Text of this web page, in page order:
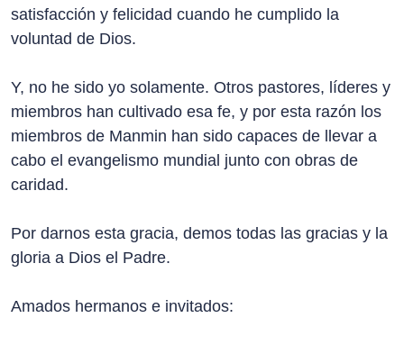
satisfacción y felicidad cuando he cumplido la
voluntad de Dios.
Y, no he sido yo solamente. Otros pastores, líderes y
miembros han cultivado esa fe, y por esta razón los
miembros de Manmin han sido capaces de llevar a
cabo el evangelismo mundial junto con obras de
caridad.
Por darnos esta gracia, demos todas las gracias y la
gloria a Dios el Padre.
Amados hermanos e invitados: